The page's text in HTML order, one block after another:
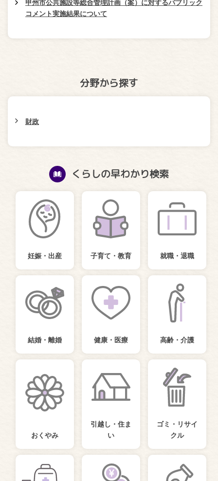
コメント実施結果について
分野から探す
財政
くらしの早わかり検索
妊娠・出産 子育て・教育 就職・退職
結婚・離婚 健康・医療 高齢・介護
おくやみ
引越し・住ま
い
ゴミ・リサイ
クル